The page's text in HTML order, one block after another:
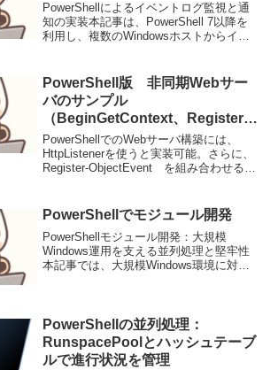
PowerShellによるイベントログ監視と通
知の実装本記事は、PowerShell 7以降を
利用し、複数のWindowsホストからイベ
リプト設計について解説する。導入...
PowerShell版 非同期Webサー
バのサンプル
（BeginGetContext、Register-
ObjectEvent 活用）
PowerShellでのWebサーバ構築には、
HttpListenerを使うと実装可能。さらに、
Register-ObjectEvent を組み合わせるこ
PowerShellでモジュール開発
PowerShellモジュール開発：大規模
Windows運用を支える並列処理と堅牢性
本記事では、大規模Windows環境に対応
PowerShellの並列処理：
RunspacePoolとハッシュテーブ
ルで進行状況を管理